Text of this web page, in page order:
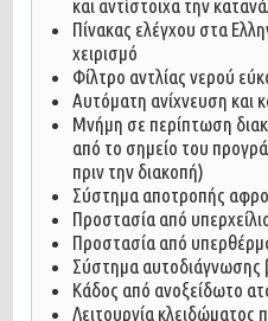
και αντίστοιχα την
Πίνακας ελέγχου στα
χειρισμό
Φίλτρο αντλίας νερού
Αυτόματη ανίχνευση και
Μνήμη σε περίπτωση
από το σημείο του
πριν την διακοπή)
Σύστημα αποτροπής
Προστασία από
Προστασία από
Σύστημα αυτοδιάγνωσης
Κάδος από ανοξείδωτο
Λειτουργία κλειδώματος